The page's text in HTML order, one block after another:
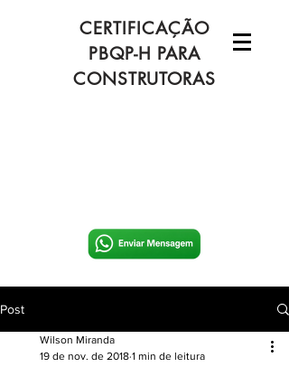
CERTIFICAÇÃO
PBQP-H PARA
CONSTRUTORAS
Post
Wilson Miranda
19 de nov. de 2018 1 min de leitura